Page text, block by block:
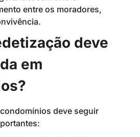
entre os moradores,
deve
em
deve seguir